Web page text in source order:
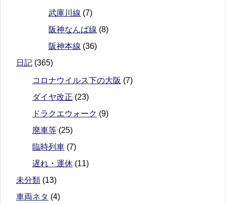
武庫川線 (7)
阪神なんば線 (8)
阪神本線 (36)
日記 (365)
コロナウイルス下の大阪 (7)
ダイヤ改正 (23)
ドラクエウォーク (9)
廃車等 (25)
臨時列車 (7)
遅れ・運休 (11)
未分類 (13)
車両ネタ (4)